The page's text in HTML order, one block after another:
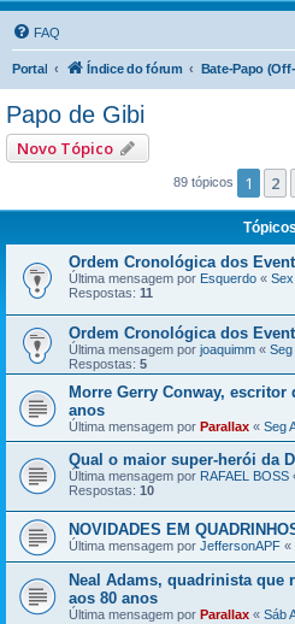
FAQ
Portal Índice do fórum Bate-Papo
Papo de Gibi
Novo Tópico
89 tópicos 1 2
Tópicos
Ordem Cronológica dos
Última mensagem por Esquerdo «
Respostas: 11
Ordem Cronológica dos
Última mensagem por joaquimm «
Respostas: 5
Morre Gerry Conway, escritor
anos
Última mensagem por Parallax « Seg
Qual o maior super-herói da
Última mensagem por RAFAEL BOSS
Respostas: 10
NOVIDADES EM
Última mensagem por JeffersonAPF «
Neal Adams, quadrinista que
aos 80 anos
Última mensagem por Parallax « Sáb